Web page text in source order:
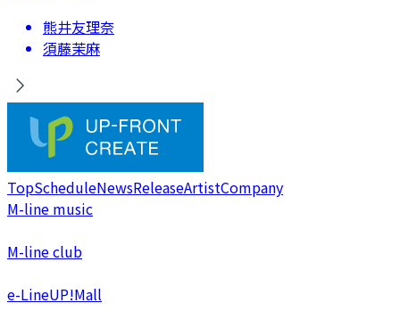
熊井友理奈
須藤茉麻
TopScheduleNewsReleaseArtistCompany
M-line music
M-line club
e-LineUP!Mall